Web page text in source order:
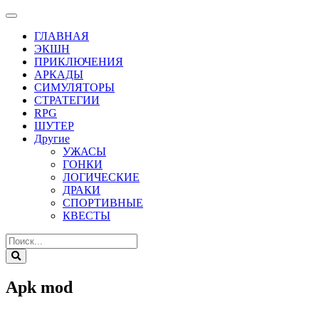
ГЛАВНАЯ
ЭКШН
ПРИКЛЮЧЕНИЯ
АРКАДЫ
СИМУЛЯТОРЫ
СТРАТЕГИИ
RPG
ШУТЕР
Другие
УЖАСЫ
ГОНКИ
ЛОГИЧЕСКИЕ
ДРАКИ
СПОРТИВНЫЕ
КВЕСТЫ
Apk mod